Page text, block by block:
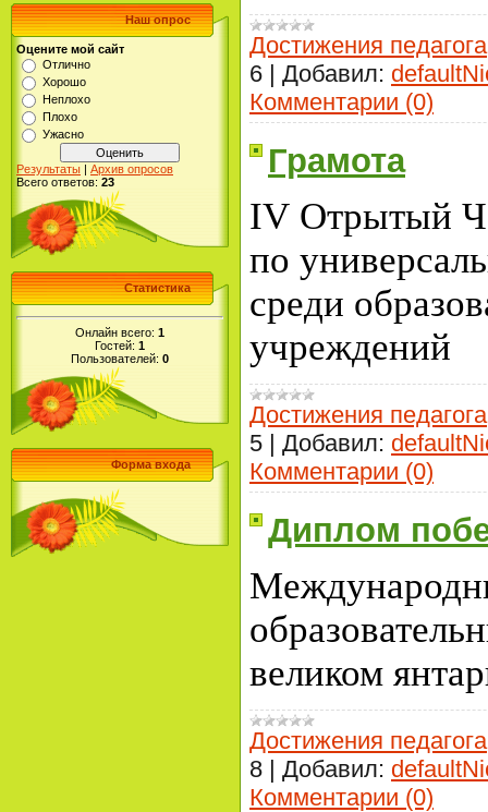
Наш опрос
Оцените мой сайт
Отлично
Хорошо
Неплохо
Плохо
Ужасно
Результаты | Архив опросов
Всего ответов: 23
Статистика
Онлайн всего: 1
Гостей: 1
Пользователей: 0
Форма входа
Достижения педагога
6 | Добавил:
Комментарии (0)
Грамота
IV Отрытый
по
среди
учреждений
Достижения педагога
5 | Добавил:
Комментарии (0)
Диплом
великом
Достижения педагога
8 | Добавил:
Комментарии (0)